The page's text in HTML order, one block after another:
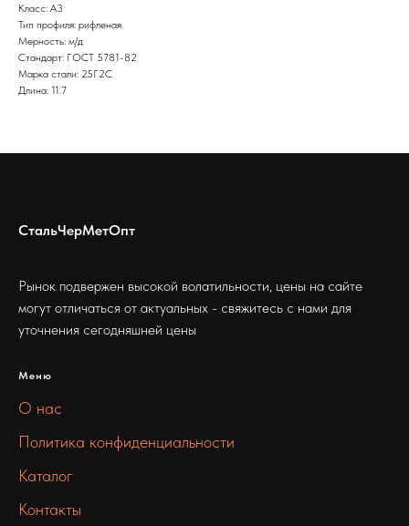
Класс: А3
Тип профиля: рифленая
Мерность: м/д
Стандарт: ГОСТ 5781-82
Марка стали: 25Г2С
Длина: 11.7
СтальЧерМетОпт
Рынок подвержен высокой волатильности, цены на сайте
могут отличаться от актуальных - свяжитесь с нами для
уточнения сегодняшней цены
Меню
О нас
Политика конфиденциальности
Каталог
Контакты